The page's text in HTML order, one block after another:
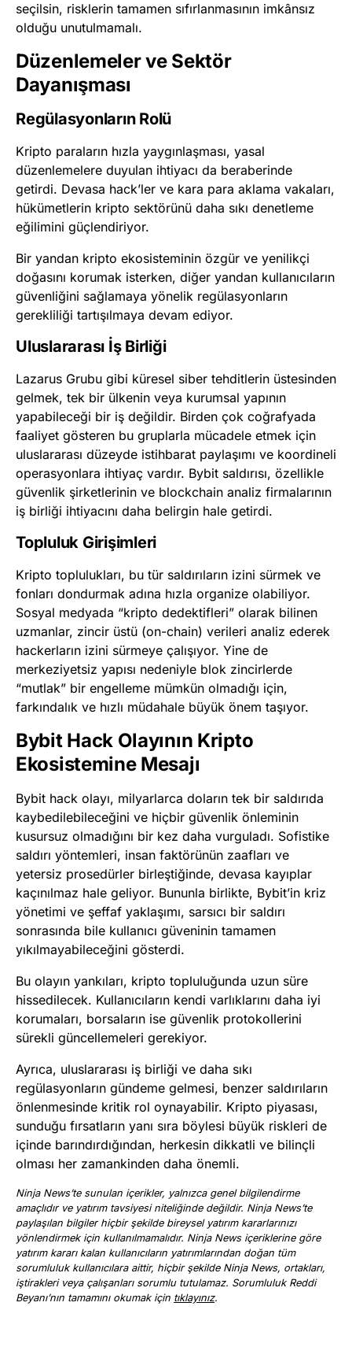
seçilsin, risklerin tamamen sıfırlanmasının imkânsız
olduğu unutulmamalı.
Düzenlemeler ve Sektör
Dayanışması
Regülasyonların Rolü
Kripto paraların hızla yaygınlaşması, yasal
düzenlemelere duyulan ihtiyacı da beraberinde
getirdi. Devasa hack’ler ve kara para aklama vakaları,
hükümetlerin kripto sektörünü daha sıkı denetleme
eğilimini güçlendiriyor.
Bir yandan kripto ekosisteminin özgür ve yenilikçi
doğasını korumak isterken, diğer yandan kullanıcıların
güvenliğini sağlamaya yönelik regülasyonların
gerekliliği tartışılmaya devam ediyor.
Uluslararası İş Birliği
Lazarus Grubu gibi küresel siber tehditlerin üstesinden
gelmek, tek bir ülkenin veya kurumsal yapının
yapabileceği bir iş değildir. Birden çok coğrafyada
faaliyet gösteren bu gruplarla mücadele etmek için
uluslararası düzeyde istihbarat paylaşımı ve koordineli
operasyonlara ihtiyaç vardır. Bybit saldırısı, özellikle
güvenlik şirketlerinin ve blockchain analiz firmalarının
iş birliği ihtiyacını daha belirgin hale getirdi.
Topluluk Girişimleri
Kripto toplulukları, bu tür saldırıların izini sürmek ve
fonları dondurmak adına hızla organize olabiliyor.
Sosyal medyada “kripto dedektifleri” olarak bilinen
uzmanlar, zincir üstü (on-chain) verileri analiz ederek
hackerların izini sürmeye çalışıyor. Yine de
merkeziyetsiz yapısı nedeniyle blok zincirlerde
“mutlak” bir engelleme mümkün olmadığı için,
farkındalık ve hızlı müdahale büyük önem taşıyor.
Bybit Hack Olayının Kripto
Ekosistemine Mesajı
Bybit hack olayı, milyarlarca doların tek bir saldırıda
kaybedilebileceğini ve hiçbir güvenlik önleminin
kusursuz olmadığını bir kez daha vurguladı. Sofistike
saldırı yöntemleri, insan faktörünün zaafları ve
yetersiz prosedürler birleştiğinde, devasa kayıplar
kaçınılmaz hale geliyor. Bununla birlikte, Bybit’in kriz
yönetimi ve şeffaf yaklaşımı, sarsıcı bir saldırı
sonrasında bile kullanıcı güveninin tamamen
yıkılmayabileceğini gösterdi.
Bu olayın yankıları, kripto topluluğunda uzun süre
hissedilecek. Kullanıcıların kendi varlıklarını daha iyi
korumaları, borsaların ise güvenlik protokollerini
sürekli güncellemeleri gerekiyor.
Ayrıca, uluslararası iş birliği ve daha sıkı
regülasyonların gündeme gelmesi, benzer saldırıların
önlenmesinde kritik rol oynayabilir. Kripto piyasası,
sunduğu fırsatların yanı sıra böylesi büyük riskleri de
içinde barındırdığından, herkesin dikkatli ve bilinçli
olması her zamankinden daha önemli.
Ninja News’te sunulan içerikler, yalnızca genel bilgilendirme
amaçlıdır ve yatırım tavsiyesi niteliğinde değildir. Ninja News’te
paylaşılan bilgiler hiçbir şekilde bireysel yatırım kararlarınızı
yönlendirmek için kullanılmamalıdır. Ninja News içeriklerine göre
yatırım kararı kalan kullanıcıların yatırımlarından doğan tüm
sorumluluk kullanıcılara aittir, hiçbir şekilde Ninja News, ortakları,
iştirakleri veya çalışanları sorumlu tutulamaz. Sorumluluk Reddi
Beyanı’nın tamamını okumak için tıklayınız.